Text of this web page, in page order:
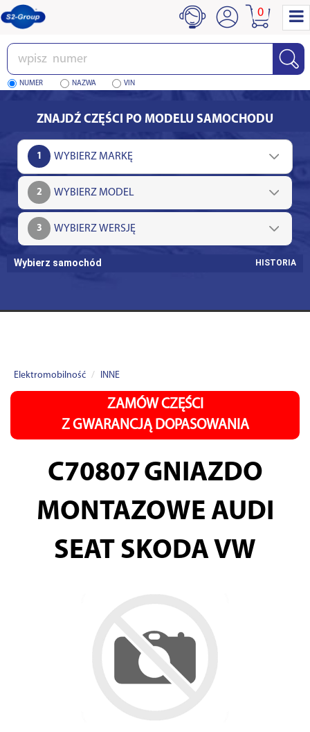
Wpisz
numer
NUMER NAZWA VIN
0
ZNAJDŹ CZĘŚCI PO MODELU SAMOCHODU
1
2
3
Wybierz samochód HISTORIA
Elektromobilność INNE
ZAMÓW CZĘŚCI
Z GWARANCJĄ DOPASOWANIA
C70807GNIAZDO
MONTAZOWE AUDI
SEAT SKODA VW